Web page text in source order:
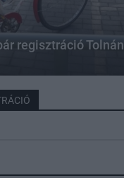
regisztráció Tolnán